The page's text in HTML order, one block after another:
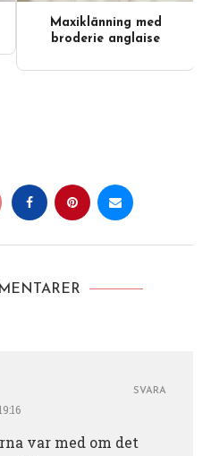
Maxiklänning med
broderie anglaise
var med om det
SVARA